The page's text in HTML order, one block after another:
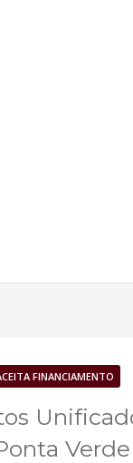
FINANCIAMENTO
Verde